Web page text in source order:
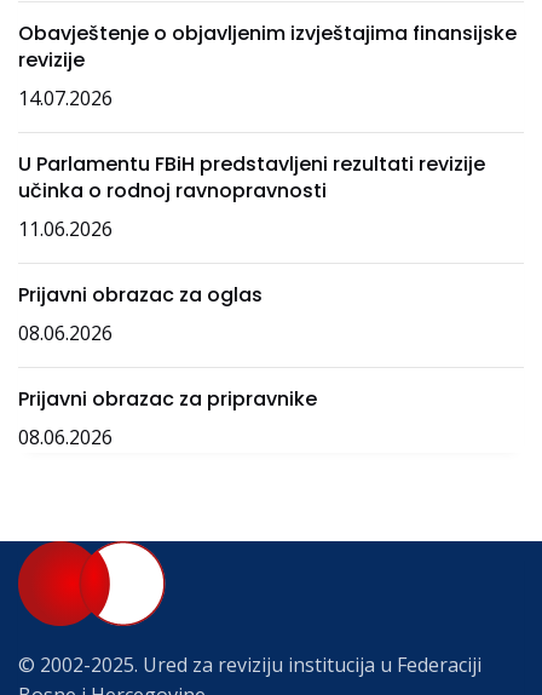
Obavještenje o objavljenim izvještajima finansijske
revizije
14.07.2026
U Parlamentu FBiH predstavljeni rezultati revizije
učinka o rodnoj ravnopravnosti
11.06.2026
Prijavni obrazac za oglas
08.06.2026
Prijavni obrazac za pripravnike
08.06.2026
© 2002-2025. Ured za reviziju institucija u Federaciji